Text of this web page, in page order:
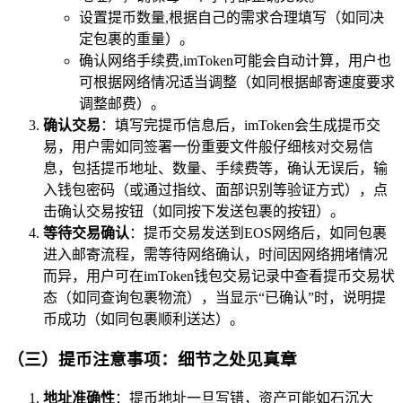
设置提币数量,根据自己的需求合理填写（如同决
定包裹的重量）。
确认网络手续费,imToken可能会自动计算，用户也
可根据网络情况适当调整（如同根据邮寄速度要求
调整邮费）。
确认交易 ：填写完提币信息后，imToken会生成提币交
易，用户需如同签署一份重要文件般仔细核对交易信
息，包括提币地址、数量、手续费等，确认无误后，输
入钱包密码（或通过指纹、面部识别等验证方式），点
击确认交易按钮（如同按下发送包裹的按钮）。
等待交易确认 ：提币交易发送到EOS网络后，如同包裹
进入邮寄流程，需等待网络确认，时间因网络拥堵情况
而异，用户可在imToken钱包交易记录中查看提币交易状
态（如同查询包裹物流），当显示“已确认”时，说明提
币成功（如同包裹顺利送达）。
（三）提币注意事项：细节之处见真章
地址准确性：提币地址一旦写错，资产可能如石沉大